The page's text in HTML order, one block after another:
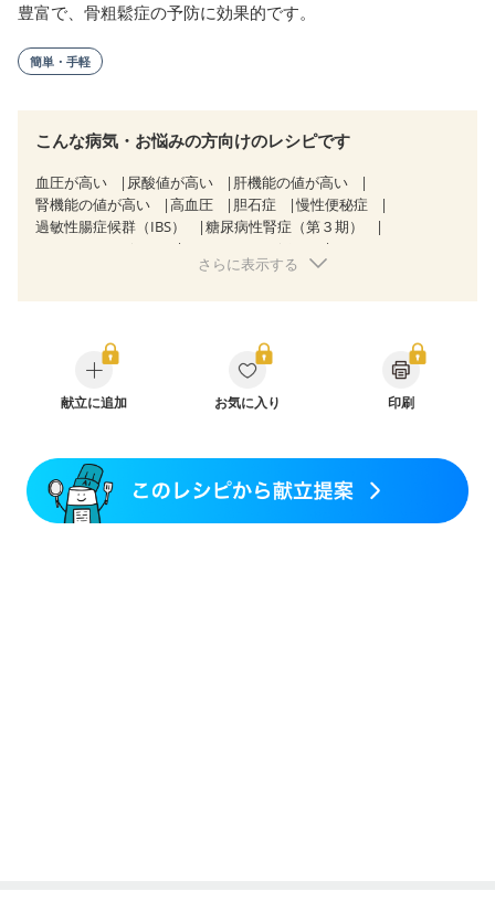
豊富で、骨粗鬆症の予防に効果的です。
簡単・手軽
こんな病気・お悩みの方向けのレシピです
血圧が高い 尿酸値が高い
肝機能の値が高い
腎機能の値が高い
高血圧 胆石症
慢性便秘症
過敏性腸症候群（IBS）
糖尿病性腎症（第３期）
CKD（ステージ１）
CKD（ステージ２）
CKD（ステージ３b）
胃がん（抗がん剤治療中）
胃がん治療を終えた方・経過観察中の方
大腸がん治療を終えた方・経過観察中の方
妊婦健診・血圧が気になる（初期）
妊婦健診・血糖値が気になる（初期）
妊娠高血圧(中期)
妊娠糖尿病(初期)
さらに表示する
献立に追加 お気に入り 印刷